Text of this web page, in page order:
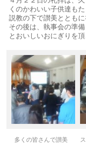
くのかわいい子供達も
説教の下で讃美ととも
その後は、執事会の準
とおいしいおにぎりを頂
多くの皆さんで讃美